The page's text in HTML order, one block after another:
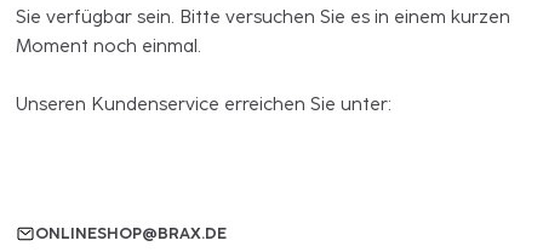
Sie verfügbar sein. Bitte versuchen Sie es in einem kurzen
Moment noch einmal.
Unseren Kundenservice erreichen Sie unter:
ONLINESHOP@BRAX.DE